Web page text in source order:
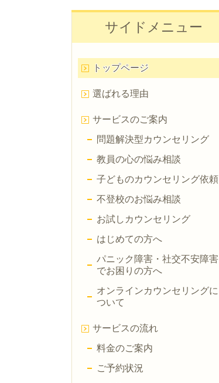
サイドメニュー
トップページ
選ばれる理由
サービスのご案内
問題解決型カウンセリング
教員の心の悩み相談
子どものカウンセリング依頼
不登校のお悩み相談
お試しカウンセリング
はじめての方へ
パニック障害・社交不安障害
でお困りの方へ
オンラインカウンセリングに
ついて
サービスの流れ
料金のご案内
ご予約状況